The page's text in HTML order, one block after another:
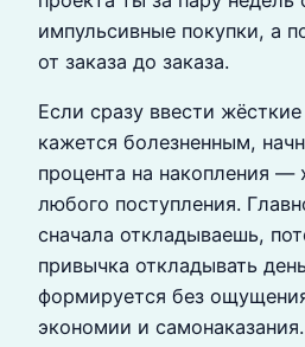
импульсивные покупки, а
от заказа до заказа.
Если сразу ввести
кажется болезненным,
процента на накопления —
любого поступления.
сначала откладываешь,
привычка откладывать
формируется без
экономии и самонаказания.